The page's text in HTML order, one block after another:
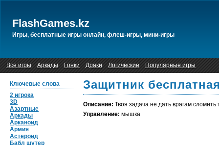
FlashGames.kz
Игры, бесплатные игры онлайн, флеш-игры, мини-игры
Все игры Аркады Гонки Драки Логические Популярные игры
Ключевые слова
2 игрока
3D
Азартные
Аркады
Арканоид
Армия
Астероид
Бабл шутер
Защитник
Описание: Твоя задача не дать врагам сломить
Управление: мышка